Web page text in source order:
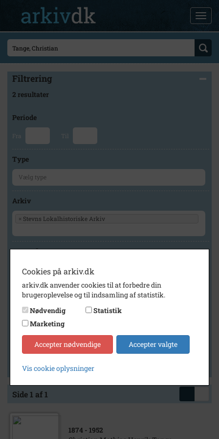
Filtrering
2 resultater
Periode
Fra Til
Type
Arkiv
× Stevns Lokalhistoriske Arkiv
Geografi
Generelt
Vis kun med billeder
Vis kun med filmklip
Vis kun med lydklip
Vis kun med kilder
Vis kun med geo-tag
Side 1 af 1
1874 - 1952
Cookies på arkiv.dk
arkiv.dk anvender cookies til at forbedre din
brugeroplevelse og til indsamling af statistik.
Nødvendig
Statistik
Marketing
Accepter nødvendige Accepter valgte
Vis cookie oplysninger